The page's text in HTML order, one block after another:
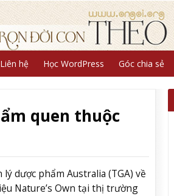
Liên hệ Học WordPress Góc chia sẻ
quen thuộc
dược phẩm Australia (TGA) về
Nature’s Own tại thị trường